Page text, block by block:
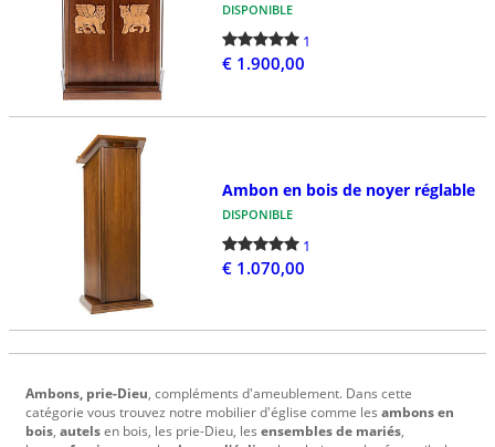
DISPONIBLE
1
€ 1.900,00
Ambon en bois de noyer réglable
DISPONIBLE
1
€ 1.070,00
Ambons, prie-Dieu, compléments d'ameublement. Dans cette
catégorie vous trouvez notre mobilier d'église comme les ambons en
bois, autelsen bois, les prie-Dieu, les ensembles de mariés,